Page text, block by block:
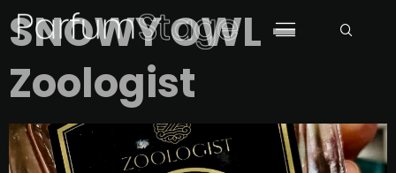
SNOWY OWL –
Zoologist